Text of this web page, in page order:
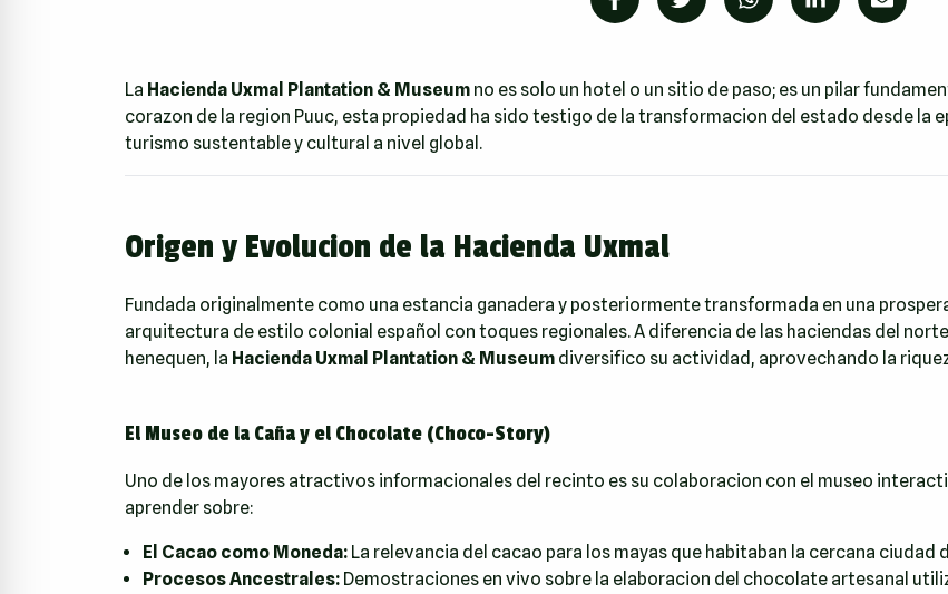
La Hacienda Uxmal Plantation & Museum no es solo un hotel o un sitio de paso; es un pilar
corazon de la region Puuc, esta propiedad ha sido testigo de la transformacion del estado desde la
turismo sustentable y cultural a nivel global.
Origen y Evolucion de la Hacienda Uxmal
Fundada originalmente como una estancia ganadera y posteriormente transformada en una
arquitectura de estilo colonial español con toques regionales. A diferencia de las haciendas del
henequen, la Hacienda Uxmal Plantation & Museum diversifico su actividad, aprovechando la
El Museo de la Caña y el Chocolate (Choco-Story)
Uno de los mayores atractivos informacionales del recinto es su colaboracion con el museo
aprender sobre:
El Cacao como Moneda: La relevancia del cacao para los mayas que habitaban la cercana ciudad
Procesos Ancestrales: Demostraciones en vivo sobre la elaboracion del chocolate artesanal